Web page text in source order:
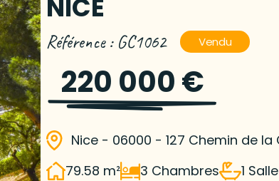
NICE
Référence : GC1062 Vendu
220 000 €
Nice - 06000 - 127 Chemin de la
79.58 m²
3 Chambres 1